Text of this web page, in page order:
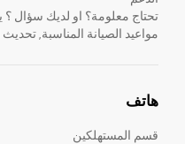
مواعيد الصيانة المناسبة,
هاتف
قسم المستهلكين